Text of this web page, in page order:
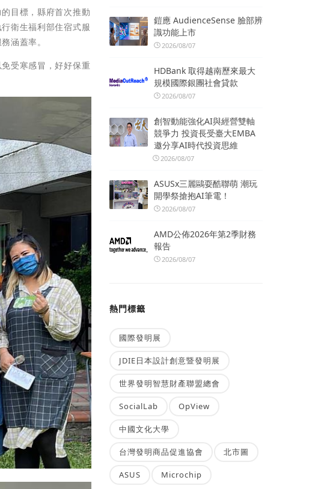
目標，縣府首次推動
衛生福利部住宿式服
涵蓋率。
受寒感冒，好好保重
鎧應 AudienceSense 臉部辨
識功能上市
2026/08/07
HDBank 取得越南歷來最大
規模國際銀團社會貸款
2026/08/07
創智動能強化AI與經營雙軸
競爭力 投資長受臺大EMBA
邀分享AI時代投資思維
2026/08/07
ASUSx三麗鷗耍酷聯萌 潮玩
開學祭搶抱AI筆電！
2026/08/07
AMD公佈2026年第2季財務
報告
2026/08/07
熱門標籤
國際發明展
JDIE日本設計創意暨發明展
世界發明智慧財產聯盟總會
SocialLab OpView
中國文化大學
台灣發明商品促進協會 北市圖
ASUS Microchip